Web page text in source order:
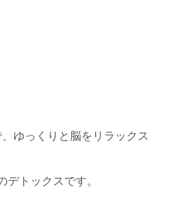
ゆっくりと脳をリラックス
デトックスです。